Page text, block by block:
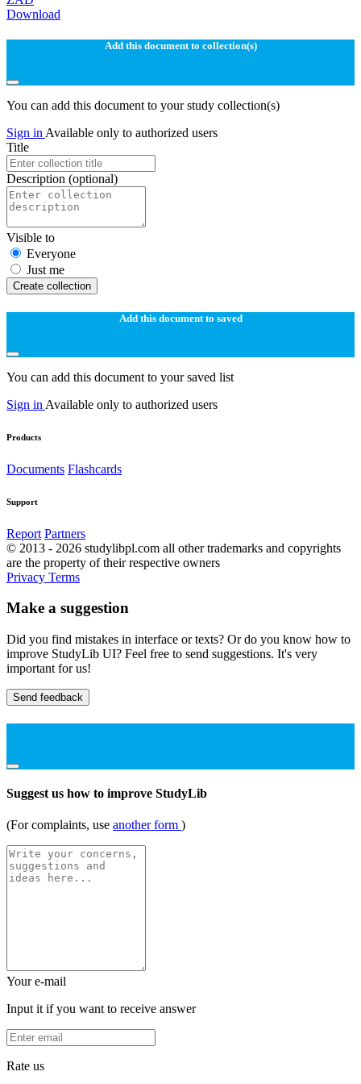
Download
Add this document to collection(s)
You can add this document to your study collection(s)
Sign in Available only to authorized users
Title
Description (optional)
Visible to
Everyone
Just me
Create collection
Add this document to saved
You can add this document to your saved list
Sign in Available only to authorized users
Products
Documents Flashcards
Support
Report Partners
© 2013 - 2026 studylibpl.com all other trademarks and copyrights
are the property of their respective owners
Privacy Terms
Make a suggestion
Did you find mistakes in interface or texts? Or do you know how to
improve StudyLib UI? Feel free to send suggestions. It's very
important for us!
Send feedback
Suggest us how to improve StudyLib
(For complaints, use another form )
Your e-mail
Input it if you want to receive answer
Rate us